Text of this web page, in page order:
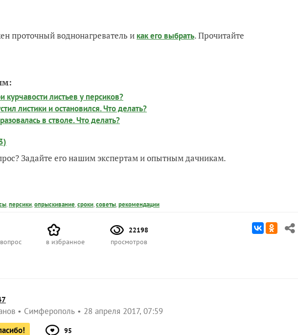
проточный воднонагреватель и как его выбрать. Прочитайте
курчавости листьев у персиков?
листики и остановился. Что делать?
в стволе. Что делать?
Задайте его нашим экспертам и опытным дачникам.
,персики,опрыскивание,сроки,советы,рекомендации
в избранное
22198
просмотров
Симферополь
28 апреля 2017, 07:59
95